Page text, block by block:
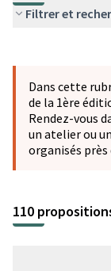
Filtrer et
−
Dans cette
de la 1ère
Rendez-vous
un atelier ou
organisés près
110